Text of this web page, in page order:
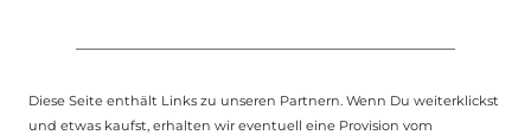
Diese Seite enthält Links zu unseren Partnern. Wenn Du weiterklickst
und etwas kaufst, erhalten wir eventuell eine Provision vom